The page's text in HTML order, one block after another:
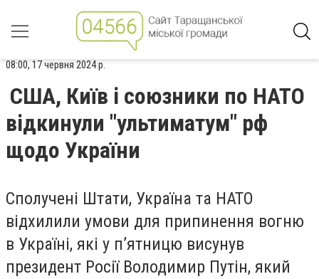
08:00, 17 червня 2024 р.
США, Київ і союзники по НАТО
відкинули "ультиматум" рф
щодо України
Сполучені Штати, Україна та НАТО
відхилили умови для припинення вогню
в Україні, які у п’ятницю висунув
президент Росії Володимир Путін, який